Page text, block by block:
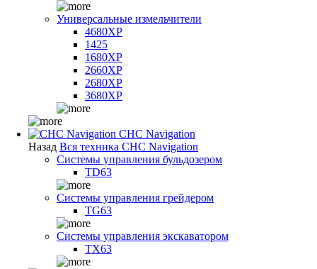
Универсальные измельчители
4680XP
1425
1680XP
2660XP
2680XP
3680XP
CHC Navigation
Назад Вся техника CHC Navigation
Системы управления бульдозером
TD63
Системы управления грейдером
TG63
Системы управления экскаватором
TX63